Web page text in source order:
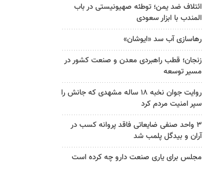
ائتلاف ضد یمن؛ توطئه صهیونیستی در باب
المندب با ابزار سعودی
رهاسازی آب سد «ایوشان»
زنجان؛ قطب راهبردی معدن و صنعت کشور در
مسیر توسعه
روایت جوان نخبه ۱۸ ساله مشهدی که جانش را
سپر امنیت مردم کرد
۳ واحد صنفی ضایعاتی فاقد پروانه کسب در
آران و بیدگل پلمب شد
مجلس برای یاری صنعت دارو چه کرده است